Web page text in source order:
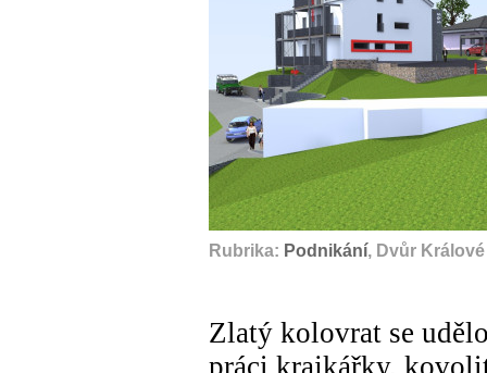
Rubrika: Podnikání, Dvůr
Zlatý kolovrat se
práci krajkářky,